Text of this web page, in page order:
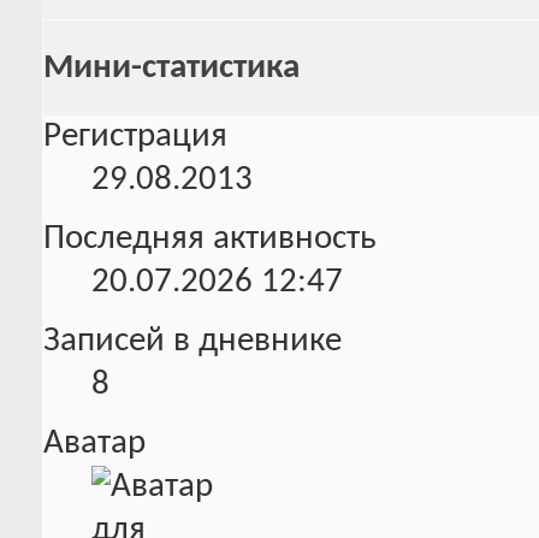
Мини-статистика
Регистрация
29.08.2013
Последняя активность
20.07.2026 12:47
Записей в дневнике
8
Аватар